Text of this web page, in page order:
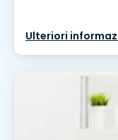
Ulteriori